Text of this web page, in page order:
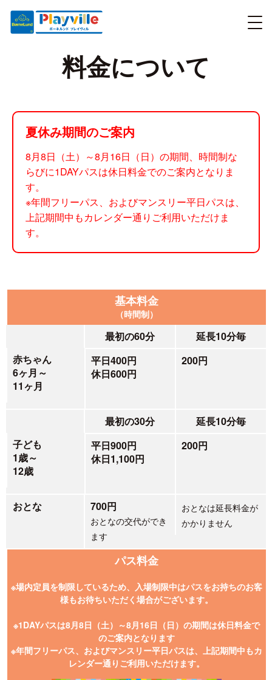
料金について
夏休み期間のご案内
8月8日（土）～8月16日（日）の期間、時間制な
らびに1DAYパスは休日料金でのご案内となりま
す。
※年間フリーパス、およびマンスリー平日パスは、
上記期間中もカレンダー通りご利用いただけま
す。
基本料金
（時間制）
最初の60分
延長10分毎
赤ちゃん
6ヶ月～
11ヶ月
平日400円
休日600円
200円
最初の30分
延長10分毎
子ども
1歳～
12歳
平日900円
休日1,100円
200円
おとな 700円
おとなの交代ができ
ます
おとなは延長料金が
かかりません
パス料金
※場内定員を制限しているため、 入場制限中はパスをお持ちのお客
様もお待ちいただく場合がございます。
※1DAYパスは8月8日（土）～8月16日（日）の期間は休日料金で
のご案内となります
※年間フリーパス、およびマンスリー平日パスは、上記期間中もカ
レンダー通りご利用いただけます。